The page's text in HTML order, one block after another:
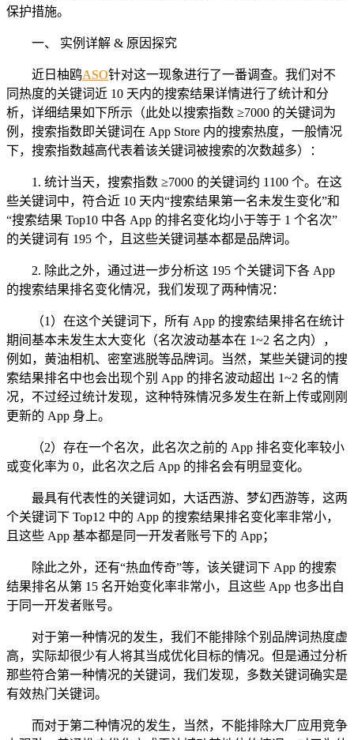
保护措施。
一、 实例详解 & 原因探究
近日柚鸥ASO针对这一现象进行了一番调查。我们对不
同热度的关键词近 10 天内的搜索结果详情进行了统计和分
析，详细结果如下所示（此处以搜索指数 ≥7000 的关键词为
例，搜索指数即关键词在 App Store 内的搜索热度，一般情况
下，搜索指数越高代表着该关键词被搜索的次数越多）：
1. 统计当天，搜索指数 ≥7000 的关键词约 1100 个。在这
些关键词中，符合近 10 天内“搜索结果第一名未发生变化”和
“搜索结果 Top10 中各 App 的排名变化均小于等于 1 个名次”
的关键词有 195 个，且这些关键词基本都是品牌词。
2. 除此之外，通过进一步分析这 195 个关键词下各 App
的搜索结果排名变化情况，我们发现了两种情况：
（1）在这个关键词下，所有 App 的搜索结果排名在统计
期间基本未发生太大变化（名次波动基本在 1~2 名之内），
例如，黄油相机、密室逃脱等品牌词。当然，某些关键词的搜
索结果排名中也会出现个别 App 的排名波动超出 1~2 名的情
况，不过经过统计发现，这种特殊情况多发生在新上传或刚刚
更新的 App 身上。
（2）存在一个名次，此名次之前的 App 排名变化率较小
或变化率为 0，此名次之后 App 的排名会有明显变化。
最具有代表性的关键词如，大话西游、梦幻西游等，这两
个关键词下 Top12 中的 App 的搜索结果排名变化率非常小，
且这些 App 基本都是同一开发者账号下的 App；
除此之外，还有“热血传奇”等，该关键词下 App 的搜索
结果排名从第 15 名开始变化率非常小，且这些 App 也多出自
于同一开发者账号。
对于第一种情况的发生，我们不能排除个别品牌词热度虚
高，实际却很少有人将其当成优化目标的情况。但是通过分析
那些符合第一种情况的关键词，我们发现，多数关键词确实是
有效热门关键词。
而对于第二种情况的发生，当然，不能排除大厂应用竞争